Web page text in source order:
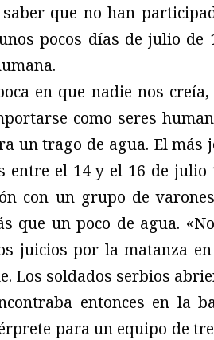
que no han
pocos días de julio
en que nadie nos
como seres
un trago de agua. El más
entre el 14 y el 16 de julio
con un grupo de
que un poco de agua.
juicios por la matanza
Los soldados serbios
entonces en la
para un equipo de